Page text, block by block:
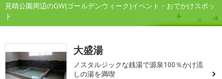
見晴公園周辺のGW(ゴールデンウィーク)イベント・おでかけスポッ
ト
大盛湯
ノスタルジックな銭湯で源泉100％かけ流
しの湯を満喫